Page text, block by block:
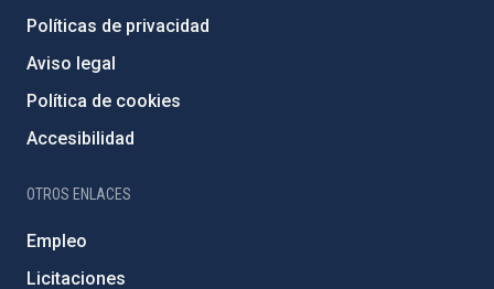
Políticas de privacidad
Aviso legal
Política de cookies
Accesibilidad
OTROS ENLACES
Empleo
Licitaciones